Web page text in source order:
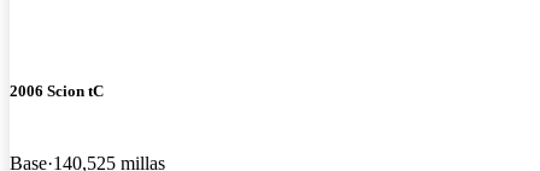
2006 Scion tC
Base 140,525 millas